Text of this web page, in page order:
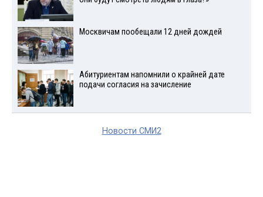
Москвичам пообещали 12 дней дождей
Абитуриентам напомнили о крайней дате
подачи согласия на зачисление
Новости СМИ2